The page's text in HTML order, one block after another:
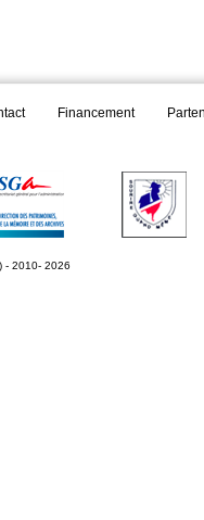
Financement
- 2010- 2026